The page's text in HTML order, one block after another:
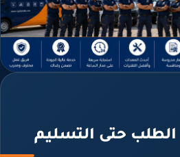
حتى التسليم